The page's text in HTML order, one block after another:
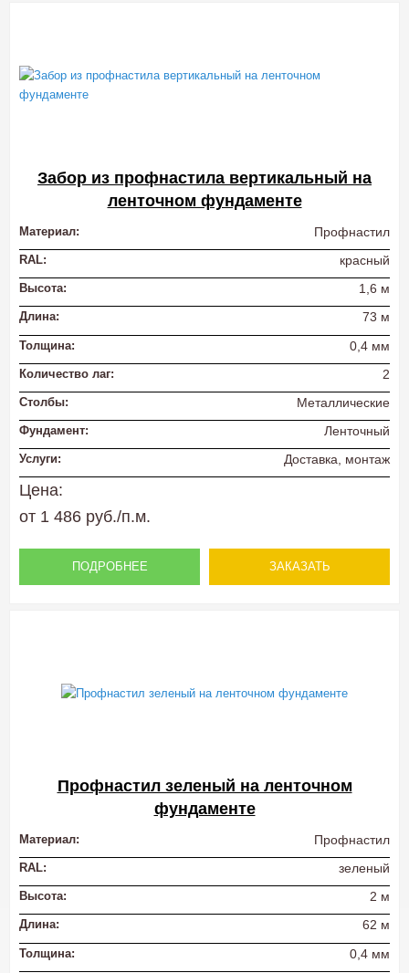
Забор из профнастила вертикальный на
ленточном фундаменте
Материал: Профнастил
RAL: красный
Высота: 1,6 м
Длина: 73 м
Толщина: 0,4 мм
Количество лаг: 2
Столбы: Металлические
Фундамент: Ленточный
Услуги: Доставка, монтаж
Цена:
от 1 486 руб./п.м.
ПОДРОБНЕЕ ЗАКАЗАТЬ
Профнастил зеленый на ленточном
фундаменте
Материал: Профнастил
RAL: зеленый
Высота: 2 м
Длина: 62 м
Толщина: 0,4 мм